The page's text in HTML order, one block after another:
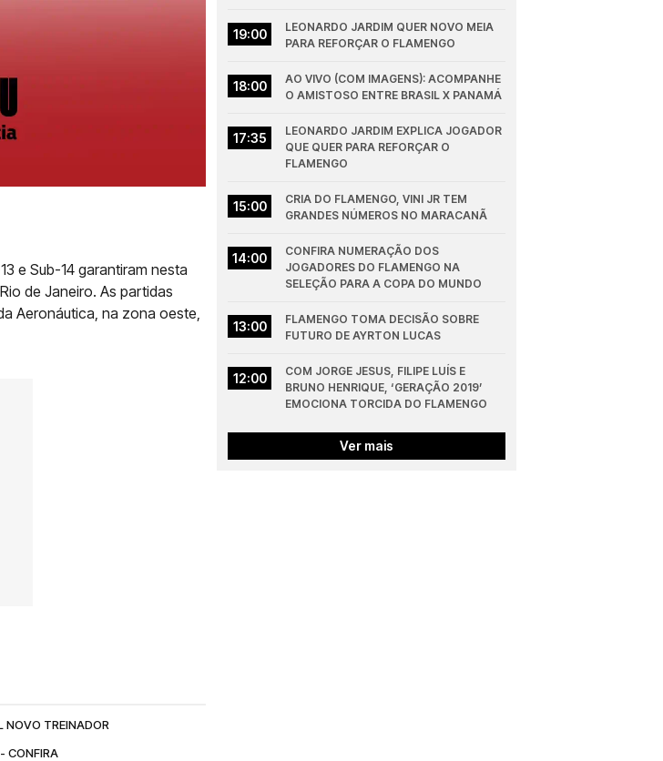
e Sub-14 garantiram nesta
de Janeiro. As partidas
Aeronáutica, na zona oeste,
NOVO TREINADOR
CONFIRA
19:00
LEONARDO JARDIM QUER NOVO MEIA
PARA REFORÇAR O FLAMENGO
18:00
AO VIVO (COM IMAGENS): ACOMPANHE
O AMISTOSO ENTRE BRASIL X PANAMÁ
17:35
LEONARDO JARDIM EXPLICA JOGADOR
QUE QUER PARA REFORÇAR O
FLAMENGO
15:00
CRIA DO FLAMENGO, VINI JR TEM
GRANDES NÚMEROS NO MARACANÃ
14:00
CONFIRA NUMERAÇÃO DOS
JOGADORES DO FLAMENGO NA
SELEÇÃO PARA A COPA DO MUNDO
13:00
FLAMENGO TOMA DECISÃO SOBRE
FUTURO DE AYRTON LUCAS
12:00
COM JORGE JESUS, FILIPE LUÍS E
BRUNO HENRIQUE, ‘GERAÇÃO 2019’
EMOCIONA TORCIDA DO FLAMENGO
Ver mais